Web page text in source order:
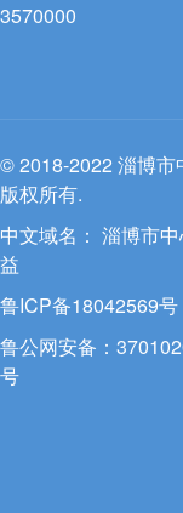
3570000
© 2018-2022 淄博市
版权所有.
中文域名： 淄博市
益
鲁ICP备18042569号
鲁公网安备：
号